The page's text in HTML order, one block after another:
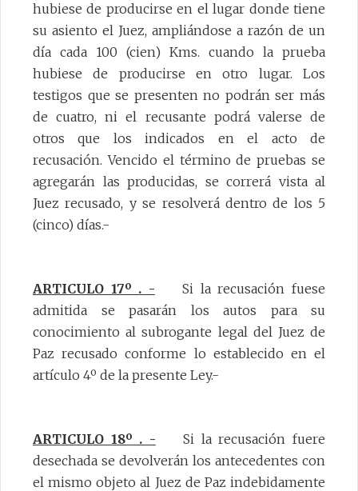
hubiese de producirse en el lugar donde tiene
su asiento el Juez, ampliándose a razón de un
día cada 100 (cien) Kms. cuando la prueba
hubiese de producirse en otro lugar. Los
testigos que se presenten no podrán ser más
de cuatro, ni el recusante podrá valerse de
otros que los indicados en el acto de
recusación. Vencido el término de pruebas se
agregarán las producidas, se correrá vista al
Juez recusado, y se resolverá dentro de los 5
(cinco) días.-
ARTICULO 17º . - Si la recusación fuese
admitida se pasarán los autos para su
conocimiento al subrogante legal del Juez de
Paz recusado conforme lo establecido en el
artículo 4º de la presente Ley.-
ARTICULO 18º . - Si la recusación fuere
desechada se devolverán los antecedentes con
el mismo objeto al Juez de Paz indebidamente